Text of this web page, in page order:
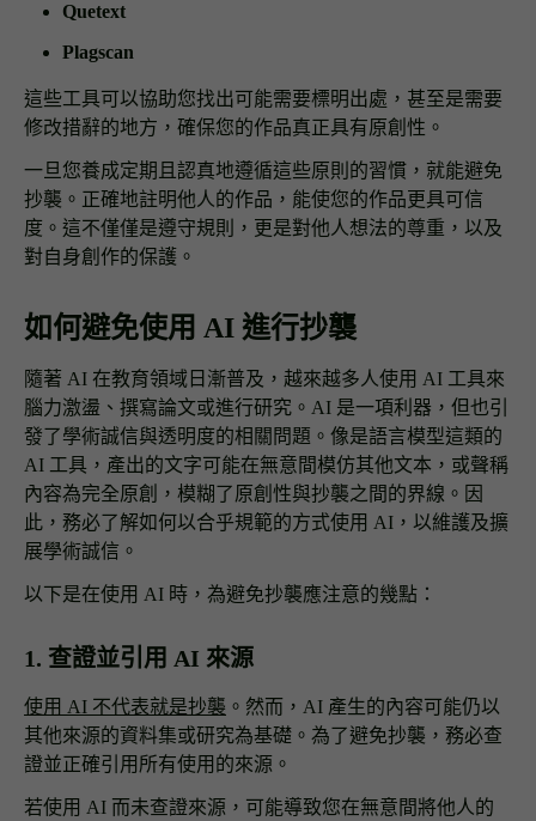
Quetext
Plagscan
這些工具可以協助您找出可能需要標明出處，甚至是需要
修改措辭的地方，確保您的作品真正具有原創性。
一旦您養成定期且認真地遵循這些原則的習慣，就能避免
抄襲。正確地註明他人的作品，能使您的作品更具可信
度。這不僅僅是遵守規則，更是對他人想法的尊重，以及
對自身創作的保護。
如何避免使用 AI 進行抄襲
隨著 AI 在教育領域日漸普及，越來越多人使用 AI 工具來
腦力激盪、撰寫論文或進行研究。AI 是一項利器，但也引
發了學術誠信與透明度的相關問題。像是語言模型這類的
AI 工具，產出的文字可能在無意間模仿其他文本，或聲稱
內容為完全原創，模糊了原創性與抄襲之間的界線。因
此，務必了解如何以合乎規範的方式使用 AI，以維護及擴
展學術誠信。
以下是在使用 AI 時，為避免抄襲應注意的幾點：
1. 查證並引用 AI 來源
使用 AI 不代表就是抄襲 。然而，AI 產生的內容可能仍以
其他來源的資料集或研究為基礎。為了避免抄襲，務必查
證並正確引用所有使用的來源。
若使用 AI 而未查證來源，可能導致您在無意間將他人的